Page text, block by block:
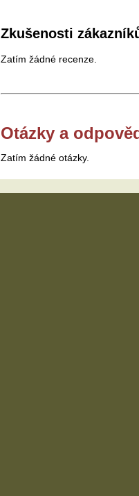
Zkušenosti
Zatím žádné recenze.
Otázky a
Zatím žádné otázky.